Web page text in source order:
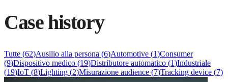
Case history
Tutte (62)Ausilio alla persona (6)Automotive (1)Consumer
(9)Dispositivo medico (19)Distributore automatico (1)Industriale
(19)IoT (8)Lighting (2)Misurazione audience (7)Tracking device (7)